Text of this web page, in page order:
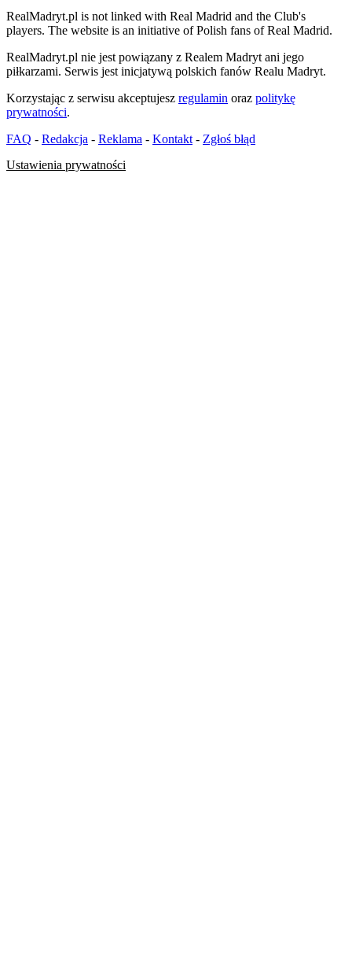
RealMadryt.pl is not linked with Real Madrid and the Club's
players. The website is an initiative of Polish fans of Real Madrid.
RealMadryt.pl nie jest powiązany z Realem Madryt ani jego
piłkarzami. Serwis jest inicjatywą polskich fanów Realu Madryt.
Korzystając z serwisu akceptujesz regulamin oraz politykę
prywatności.
FAQ - Redakcja - Reklama - Kontakt - Zgłoś błąd
Ustawienia prywatności